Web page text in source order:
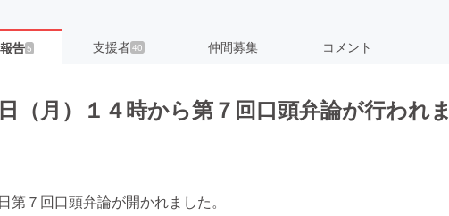
告5 支援者40 仲間募集 コメント
（月）１４時から第７回口頭弁論が行われま
第７回口頭弁論が開かれました。